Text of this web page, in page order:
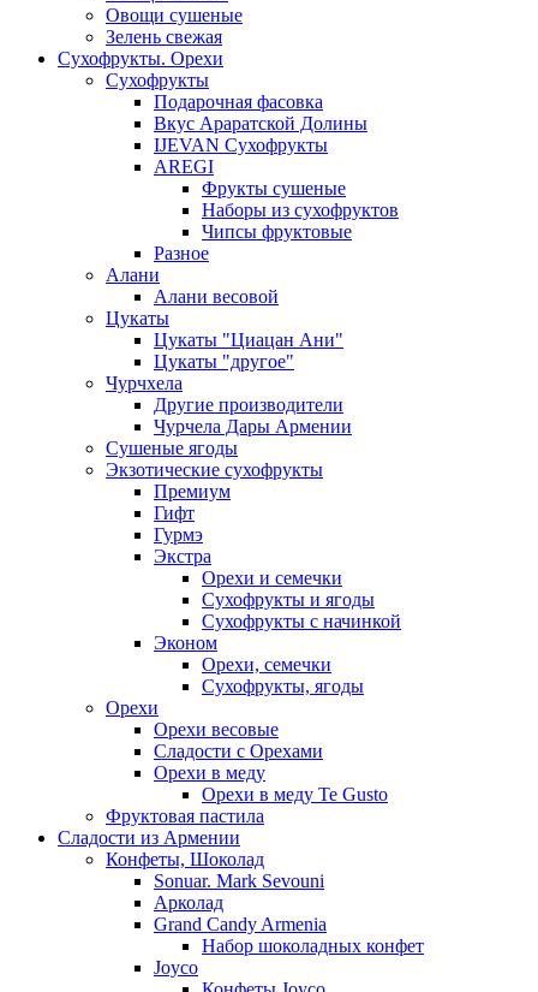
Овощи сушеные
Зелень свежая
Сухофрукты. Орехи
Сухофрукты
Подарочная фасовка
Вкус Араратской Долины
IJEVAN Сухофрукты
AREGI
Фрукты сушеные
Наборы из сухофруктов
Чипсы фруктовые
Разное
Алани
Алани весовой
Цукаты
Цукаты "Циацан Ани"
Цукаты "другое"
Чурчхела
Другие производители
Чурчела Дары Армении
Сушеные ягоды
Экзотические сухофрукты
Премиум
Гифт
Гурмэ
Экстра
Орехи и семечки
Сухофрукты и ягоды
Сухофрукты с начинкой
Эконом
Орехи, семечки
Сухофрукты, ягоды
Орехи
Орехи весовые
Сладости с Орехами
Орехи в меду
Орехи в меду Te Gusto
Фруктовая пастила
Сладости из Армении
Конфеты, Шоколад
Sonuar. Mark Sevouni
Арколад
Grand Candy Armenia
Набор шоколадных конфет
Joyco